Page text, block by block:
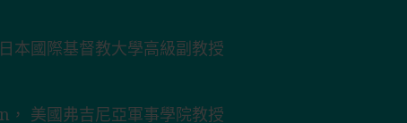
本國際基督教大學高級副教授
美國弗吉尼亞軍事學院教授